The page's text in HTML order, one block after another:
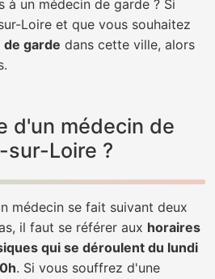
à un médecin de garde ? Si
Loire et que vous souhaitez
garde dans cette ville, alors
d'un médecin de
sur-Loire ?
médecin se fait suivant deux
il faut se référer aux horaires
qui se déroulent du lundi
. Si vous souffrez d'une